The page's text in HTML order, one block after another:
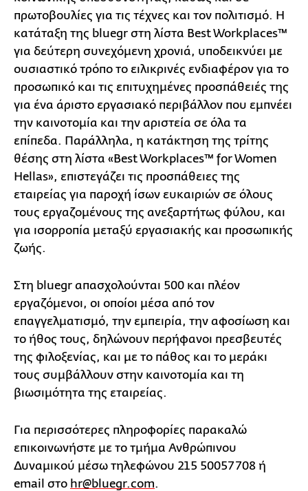
πρωτοβουλίες για τις τέχνες και τον πολιτισμό. Η
κατάταξη της bluegr στη λίστα Best Workplaces™
για δεύτερη συνεχόμενη χρονιά, υποδεικνύει με
ουσιαστικό τρόπο το ειλικρινές ενδιαφέρον για το
προσωπικό και τις επιτυχημένες προσπάθειές της
για ένα άριστο εργασιακό περιβάλλον που εμπνέει
την καινοτομία και την αριστεία σε όλα τα
επίπεδα. Παράλληλα, η κατάκτηση της τρίτης
θέσης στη λίστα «Best Workplaces™ for Women
Hellas», επιστεγάζει τις προσπάθειες της
εταιρείας για παροχή ίσων ευκαιριών σε όλους
τους εργαζομένους της ανεξαρτήτως φύλου, και
για ισορροπία μεταξύ εργασιακής και προσωπικής
ζωής.
Στη bluegr απασχολούνται 500 και πλέον
εργαζόμενοι, οι οποίοι μέσα από τον
επαγγελματισμό, την εμπειρία, την αφοσίωση και
το ήθος τους, δηλώνουν περήφανοι πρεσβευτές
της φιλοξενίας, και με το πάθος και το μεράκι
τους συμβάλλουν στην καινοτομία και τη
βιωσιμότητα της εταιρείας.
Για περισσότερες πληροφορίες παρακαλώ
επικοινωνήστε με το τμήμα Ανθρώπινου
Δυναμικού μέσω τηλεφώνου 215 50057708 ή
email στο hr@bluegr.com.